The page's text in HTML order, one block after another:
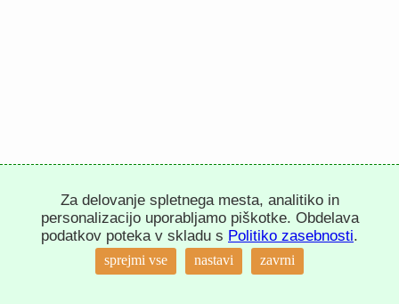
Za delovanje spletnega mesta, analitiko in
personalizacijo uporabljamo piškotke. Obdelava
podatkov poteka v skladu s Politiko zasebnosti.
sprejmi vse nastavi zavrni